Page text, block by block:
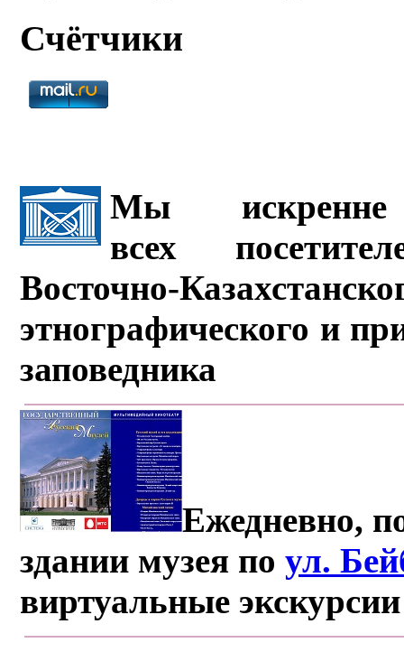
Счётчики
Мы искренне
всех
Восточно-
этнографического и
заповедника
Ежедневно,
здании музея поул.
виртуальные